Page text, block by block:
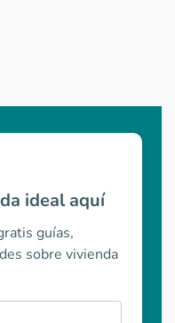
ideal aquí
guías,
sobre vivienda